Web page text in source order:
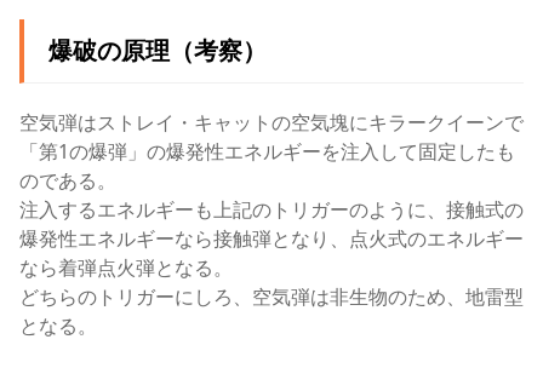
爆破の原理（考察）
空気弾はストレイ・キャットの空気塊にキラークイーンで
「第1の爆弾」の爆発性エネルギーを注入して固定したも
のである。
注入するエネルギーも上記のトリガーのように、接触式の
爆発性エネルギーなら接触弾となり、点火式のエネルギー
なら着弾点火弾となる。
どちらのトリガーにしろ、空気弾は非生物のため、地雷型
となる。